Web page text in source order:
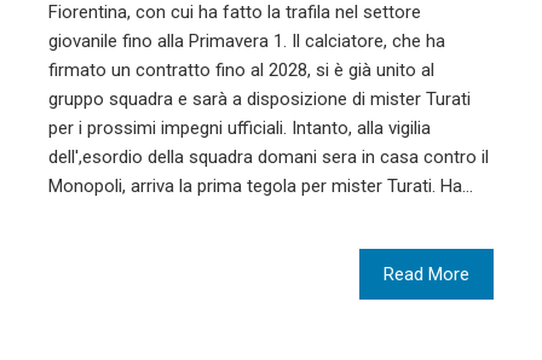
Fiorentina, con cui ha fatto la trafila nel settore
giovanile fino alla Primavera 1. Il calciatore, che ha
firmato un contratto fino al 2028, si è già unito al
gruppo squadra e sarà a disposizione di mister Turati
per i prossimi impegni ufficiali. Intanto, alla vigilia
dell',esordio della squadra domani sera in casa contro il
Monopoli, arriva la prima tegola per mister Turati. Ha…
Read More